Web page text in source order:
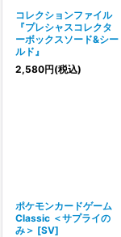
コレクションファイル
『プレシャスコレクタ
ーボックスソード&シー
ルド』
2,580円(税込)
ポケモンカードゲーム
Classic ＜サプライの
み＞ [SV]